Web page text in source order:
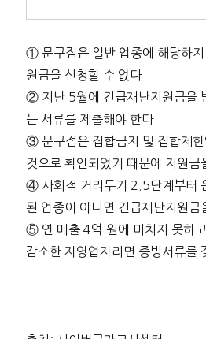
① 문구점은 일반 업종에 해당하지
원금을 신청할 수 없다
② 지난 5월에 긴급재난지원금을
는 서류를 제출해야 한다
③ 문구점은 집합금지 및 집합제
것으로 확인되었기 때문에 지원금
④ 사회적 거리두기 2.5단계부터
된 업종이 아니면 긴급재난지원금
⑤ 연 매출 4억 원에 미치지 못하
감소한 자영업자라면 증빙서류를